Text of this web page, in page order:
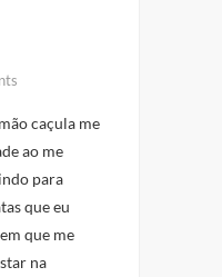
caçula me
ao me
para
que eu
que me
na